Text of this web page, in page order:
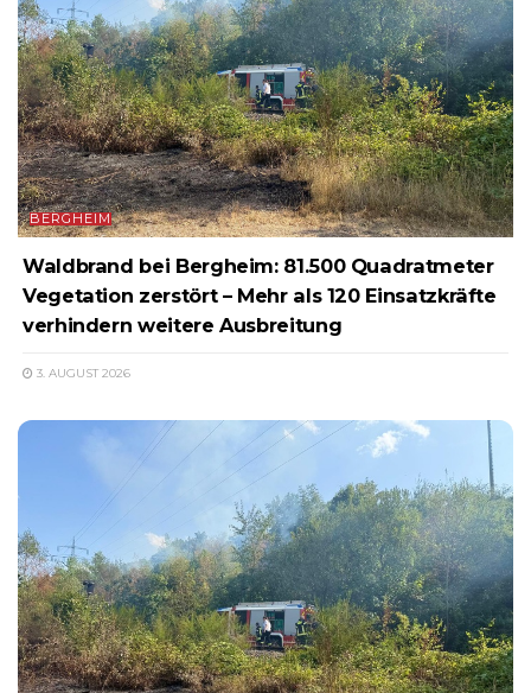
BERGHEIM
Waldbrand bei Bergheim: 81.500 Quadratmeter
Vegetation zerstört – Mehr als 120 Einsatzkräfte
verhindern weitere Ausbreitung
3. AUGUST 2026